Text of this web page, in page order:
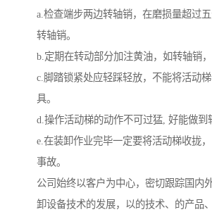
a.检查端步两边转轴销，在磨损量超过
转轴销。
b.定期在转动部分加注黄油，如转轴销，
c.脚踏锁紧处应轻踩轻放，不能将活动
具。
d.操作活动梯的动作不可过猛, 好能做到
e.在装卸作业完毕一定要将活动梯收拢
事故。
公司始终以客户为中心，密切跟踪国内
卸设备技术的发展，以的技术、的产品